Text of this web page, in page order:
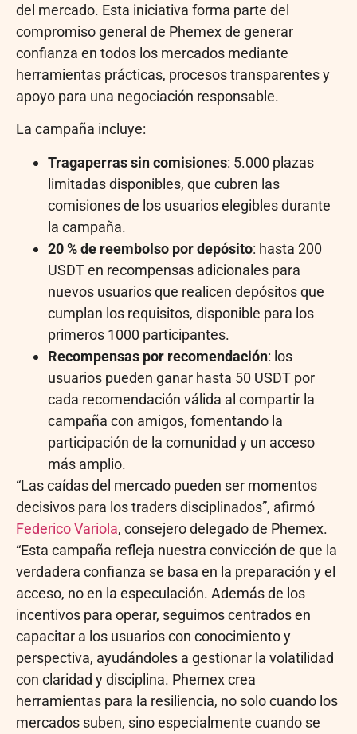
del mercado. Esta iniciativa forma parte del
compromiso general de Phemex de generar
confianza en todos los mercados mediante
herramientas prácticas, procesos transparentes y
apoyo para una negociación responsable.
La campaña incluye:
Tragaperras sin comisiones: 5.000 plazas
limitadas disponibles, que cubren las
comisiones de los usuarios elegibles durante
la campaña.
20 % de reembolso por depósito: hasta 200
USDT en recompensas adicionales para
nuevos usuarios que realicen depósitos que
cumplan los requisitos, disponible para los
primeros 1000 participantes.
Recompensas por recomendación: los
usuarios pueden ganar hasta 50 USDT por
cada recomendación válida al compartir la
campaña con amigos, fomentando la
participación de la comunidad y un acceso
más amplio.
“Las caídas del mercado pueden ser momentos
decisivos para los traders disciplinados”, afirmó
Federico Variola, consejero delegado de Phemex.
“Esta campaña refleja nuestra convicción de que la
verdadera confianza se basa en la preparación y el
acceso, no en la especulación. Además de los
incentivos para operar, seguimos centrados en
capacitar a los usuarios con conocimiento y
perspectiva, ayudándoles a gestionar la volatilidad
con claridad y disciplina. Phemex crea
herramientas para la resiliencia, no solo cuando los
mercados suben, sino especialmente cuando se